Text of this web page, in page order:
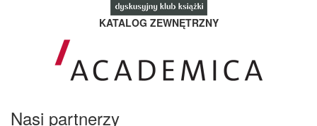
KATALOG ZEWNĘTRZNY
Nasi partnerzy